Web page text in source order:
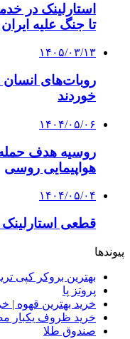
استارلینک در
تا جنگ علیه ایران
۱۴۰۵/۰۳/۱۳
روبات‌های
خوردند
۱۴۰۴/۰۵/۰۶
روسیه هدف
هواپیمایی روسی
۱۴۰۴/۰۵/۰۴
قطعی استارلینک
پیوندها
بهترین بروکر کپی
پروتز پا
خرید بهترین قهوه |
خرید ظروف یکبار
صندوق طلا